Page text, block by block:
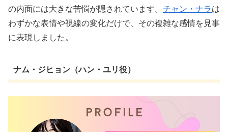
の内面には大きな苦悩が隠されています。 チャン・ナラは
わずかな表情や視線の変化だけで、その複雑な感情を見事
に表現しました。
ナム・ジヒョン（ハン・ユリ役）